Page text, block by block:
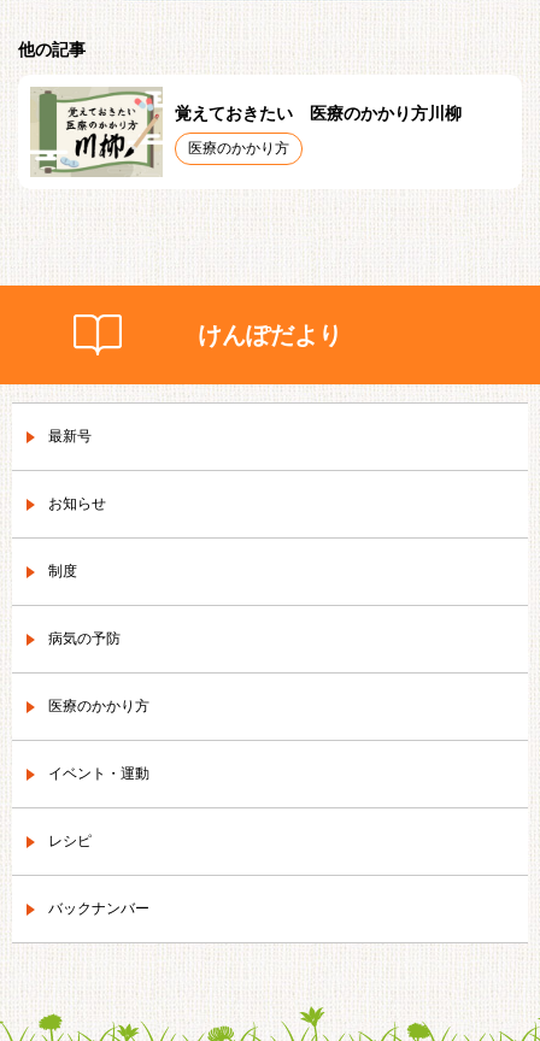
他の記事
覚えておきたい 医療のかかり方川柳
医療のかかり方
けんぽだより
最新号
お知らせ
制度
病気の予防
医療のかかり方
イベント・運動
レシピ
バックナンバー